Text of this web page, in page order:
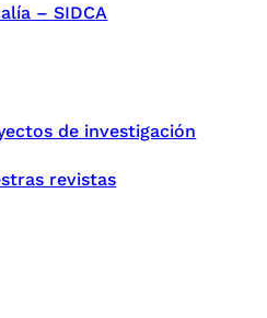
– SIDCA
de investigación
revistas